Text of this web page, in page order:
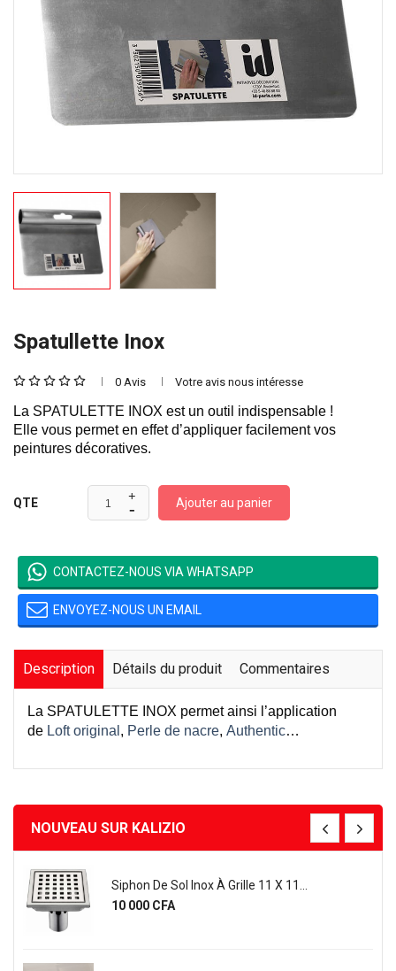
Spatullette Inox
0 Avis Votre avis nous intéresse
La SPATULETTE INOX est un outil indispensable !
Elle vous permet en effet d’appliquer facilement vos
peintures décoratives.
QTE Ajouter au panier
CONTACTEZ-NOUS VIA WHATSAPP
ENVOYEZ-NOUS UN EMAIL
Description Détails du produit Commentaires
La SPATULETTE INOX permet ainsi l’application
de Loft original , Perle de nacre, Authentic…
NOUVEAU SUR KALIZIO
Siphon De Sol Inox À Grille 11 X 11...
Prix
10 000 CFA